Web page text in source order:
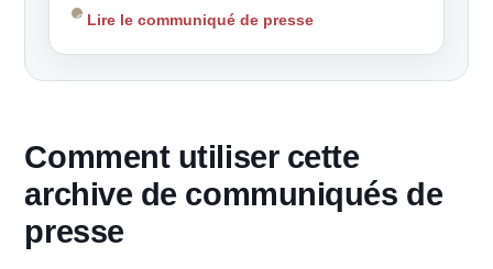
Lire le communiqué de presse
Comment utiliser cette
archive de communiqués de
presse